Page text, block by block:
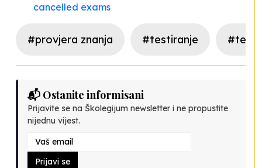
cancelled exams
#provjera znanja #testiranje #test
📬 Ostanite informisani
Prijavite se na Školegijum newsletter i ne propustite
nijednu vijest.
Prijavi se